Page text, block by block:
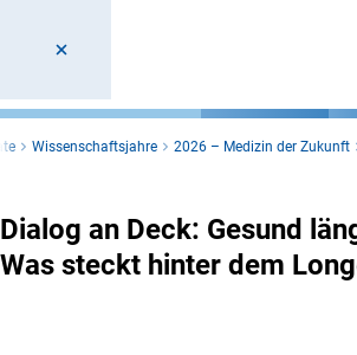
Wissenschaftsjahre 2026 – Medizin der Zukunft
Dialog an Deck: Gesund
Was steckt hinter dem